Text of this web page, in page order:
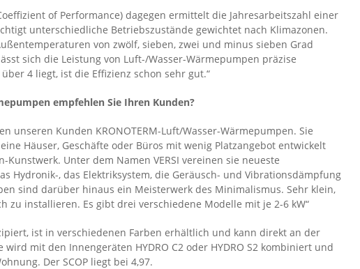
of Performance) dagegen ermittelt die Jahresarbeitszahl einer
unterschiedliche Betriebszustände gewichtet nach Klimazonen.
von zwölf, sieben, zwei und minus sieben Grad
sich die Leistung von Luft-/Wasser-Wärmepumpen präzise
4 liegt, ist die Effizienz schon sehr gut.“
empfehlen Sie Ihren Kunden?
unseren Kunden KRONOTERM-Luft/Wasser-Wärmepumpen. Sie
Häuser, Geschäfte oder Büros mit wenig Platzangebot entwickelt
Kunstwerk. Unter dem Namen VERSI vereinen sie neueste
Hydronik-, das Elektriksystem, die Geräusch- und Vibrationsdämpfung
sind darüber hinaus ein Meisterwerk des Minimalismus. Sehr klein,
zu installieren. Es gibt drei verschiedene Modelle mit je 2-6 kW“
ist in verschiedenen Farben erhältlich und kann direkt an der
mit den Innengeräten HYDRO C2 oder HYDRO S2 kombiniert und
Der SCOP liegt bei 4,97.